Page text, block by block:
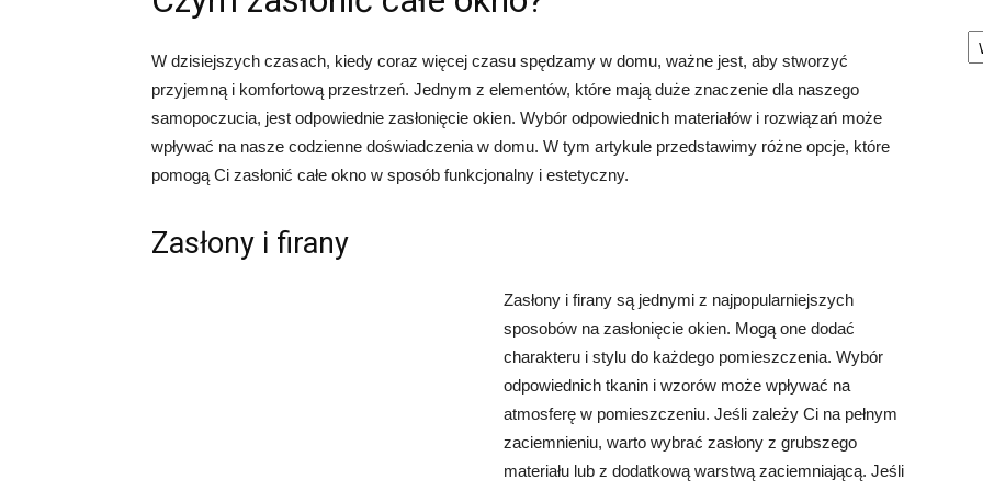
W dzisiejszych czasach, kiedy coraz więcej czasu spędzamy w domu, ważne jest, aby stworzyć
przyjemną i komfortową przestrzeń. Jednym z elementów, które mają duże znaczenie dla naszego
samopoczucia, jest odpowiednie zasłonięcie okien. Wybór odpowiednich materiałów i rozwiązań może
wpływać na nasze codzienne doświadczenia w domu. W tym artykule przedstawimy różne opcje, które
pomogą Ci zasłonić całe okno w sposób funkcjonalny i estetyczny.
Zasłony i firany
Zasłony i firany są jednymi z najpopularniejszych
sposobów na zasłonięcie okien. Mogą one dodać
charakteru i stylu do każdego pomieszczenia. Wybór
odpowiednich tkanin i wzorów może wpływać na
atmosferę w pomieszczeniu. Jeśli zależy Ci na pełnym
zaciemnieniu, warto wybrać zasłony z grubszego
materiału lub z dodatkową warstwą zaciemniającą. Jeśli